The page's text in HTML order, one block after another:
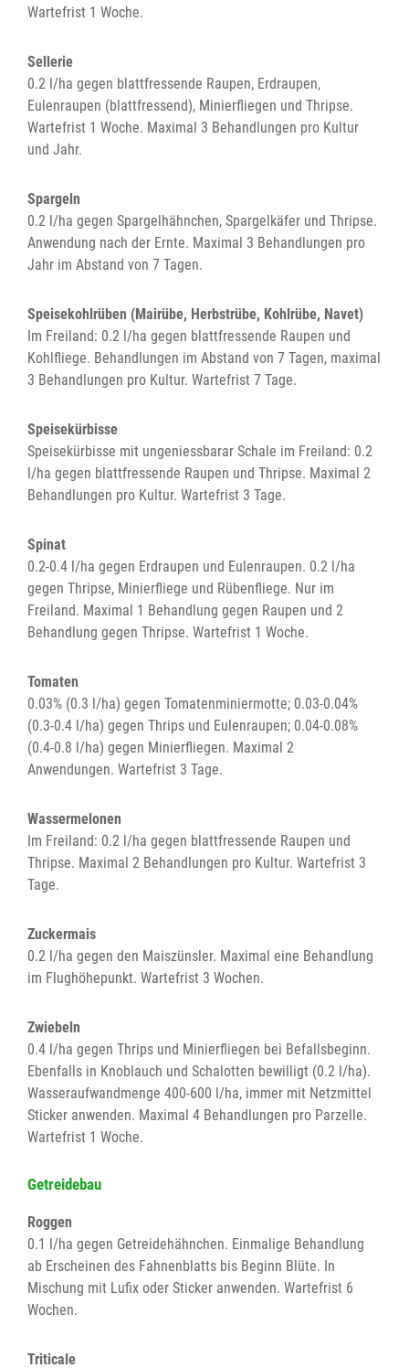
Wartefrist 1 Woche.
Sellerie
0.2 l/ha gegen blattfressende Raupen, Erdraupen,
Eulenraupen (blattfressend), Minierfliegen und Thripse.
Wartefrist 1 Woche. Maximal 3 Behandlungen pro Kultur
und Jahr.
Spargeln
0.2 l/ha gegen Spargelhähnchen, Spargelkäfer und Thripse.
Anwendung nach der Ernte. Maximal 3 Behandlungen pro
Jahr im Abstand von 7 Tagen.
Speisekohlrüben (Mairübe, Herbstrübe, Kohlrübe, Navet)
Im Freiland: 0.2 l/ha gegen blattfressende Raupen und
Kohlfliege. Behandlungen im Abstand von 7 Tagen, maximal
3 Behandlungen pro Kultur. Wartefrist 7 Tage.
Speisekürbisse
Speisekürbisse mit ungeniessbarar Schale im Freiland: 0.2
l/ha gegen blattfressende Raupen und Thripse. Maximal 2
Behandlungen pro Kultur. Wartefrist 3 Tage.
Spinat
0.2-0.4 l/ha gegen Erdraupen und Eulenraupen. 0.2 l/ha
gegen Thripse, Minierfliege und Rübenfliege. Nur im
Freiland. Maximal 1 Behandlung gegen Raupen und 2
Behandlung gegen Thripse. Wartefrist 1 Woche.
Tomaten
0.03% (0.3 l/ha) gegen Tomatenminiermotte; 0.03-0.04%
(0.3-0.4 l/ha) gegen Thrips und Eulenraupen; 0.04-0.08%
(0.4-0.8 l/ha) gegen Minierfliegen. Maximal 2
Anwendungen. Wartefrist 3 Tage.
Wassermelonen
Im Freiland: 0.2 l/ha gegen blattfressende Raupen und
Thripse. Maximal 2 Behandlungen pro Kultur. Wartefrist 3
Tage.
Zuckermais
0.2 l/ha gegen den Maiszünsler. Maximal eine Behandlung
im Flughöhepunkt. Wartefrist 3 Wochen.
Zwiebeln
0.4 l/ha gegen Thrips und Minierfliegen bei Befallsbeginn.
Ebenfalls in Knoblauch und Schalotten bewilligt (0.2 l/ha).
Wasseraufwandmenge 400-600 l/ha, immer mit Netzmittel
Sticker anwenden. Maximal 4 Behandlungen pro Parzelle.
Wartefrist 1 Woche.
Getreidebau
Roggen
0.1 l/ha gegen Getreidehähnchen. Einmalige Behandlung
ab Erscheinen des Fahnenblatts bis Beginn Blüte. In
Mischung mit Lufix oder Sticker anwenden. Wartefrist 6
Wochen.
Triticale